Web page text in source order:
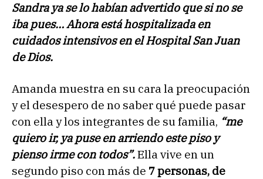
Sandra ya se lo habían advertido que si no se
iba pues… Ahora está hospitalizada en
cuidados intensivos en el Hospital San Juan
de Dios.
Amanda muestra en su cara la preocupación
y el desespero de no saber qué puede pasar
con ella y los integrantes de su familia, “me
quiero ir, ya puse en arriendo este piso y
pienso irme con todos”.Ella vive en un
segundo piso con más de 7 personas, de